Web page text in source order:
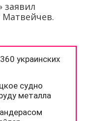
заявил
Матвейчев.